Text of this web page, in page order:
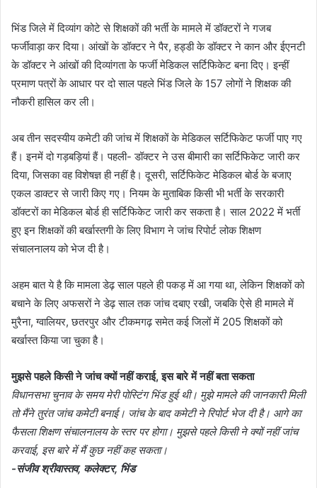
भिंड जिले में दिव्यांग कोटे से शिक्षकों की भर्ती के मामले में डॉक्टरों ने गजब
फर्जीवाड़ा कर दिया। आंखों के डॉक्टर ने पैर, हड्डी के डॉक्टर ने कान और ईएनटी
के डॉक्टर ने आंखों की दिव्यांगता के फर्जी मेडिकल सर्टिफिकेट बना दिए। इन्हीं
प्रमाण पत्रों के आधार पर दो साल पहले भिंड जिले के 157 लोगों ने शिक्षक की
नौकरी हासिल कर ली।
अब तीन सदस्यीय कमेटी की जांच में शिक्षकों के मेडिकल सर्टिफिकेट फर्जी पाए गए
हैं। इनमें दो गड़बड़ियां हैं। पहली- डॉक्टर ने उस बीमारी का ​सर्टिफिकेट जारी कर
दिया, जिसका वह विशेषज्ञ ही नहीं है। दूसरी, सर्टिफिकेट मेडिकल बोर्ड के बजाए
एकल डाक्टर से जारी किए गए। नियम के मुताबिक किसी भी भर्ती के सरकारी
डॉक्टरों का मेडिकल बोर्ड ही सर्टिफिकेट जारी कर सकता है। साल 2022 में भर्ती
हुए इन शिक्षकों की बर्खास्तगी के लिए विभाग ने जांच रिपोर्ट लोक शिक्षण
संचालनालय को भेज दी है।
अहम बात ये है कि मामला डेढ़ साल पहले ही पकड़ में आ गया था, लेकिन शिक्षकों को
बचाने के लिए अफसरों ने डेढ़ साल तक जांच दबाए रखी, जबकि ऐसे ही मामले में
मुरैना, ग्वालियर, छतरपुर और टीकमगढ़ समेत कई जिलों में 205 शिक्षकों को
बर्खास्त किया जा चुका है।
मुझसे पहले किसी ने जांच क्यों नहीं कराई, इस बारे में नहीं बता सकता
विधानसभा चुनाव के समय मेरी पोस्टिंग भिंड हुई थी। मुझे मामले की जानकारी मिली
तो मैंने तुरंत जांच कमेटी बनाई। जांच के बाद कमेटी ने रिपोर्ट भेज दी है। आगे का
फैसला शिक्षण संचालनालय के स्तर पर होगा। मुझसे पहले किसी ने क्यों नहीं जांच
करवाई, इस बारे में मैं कुछ नहीं कह सकता।
-संजीव श्रीवास्तव, कलेक्टर, भिंड